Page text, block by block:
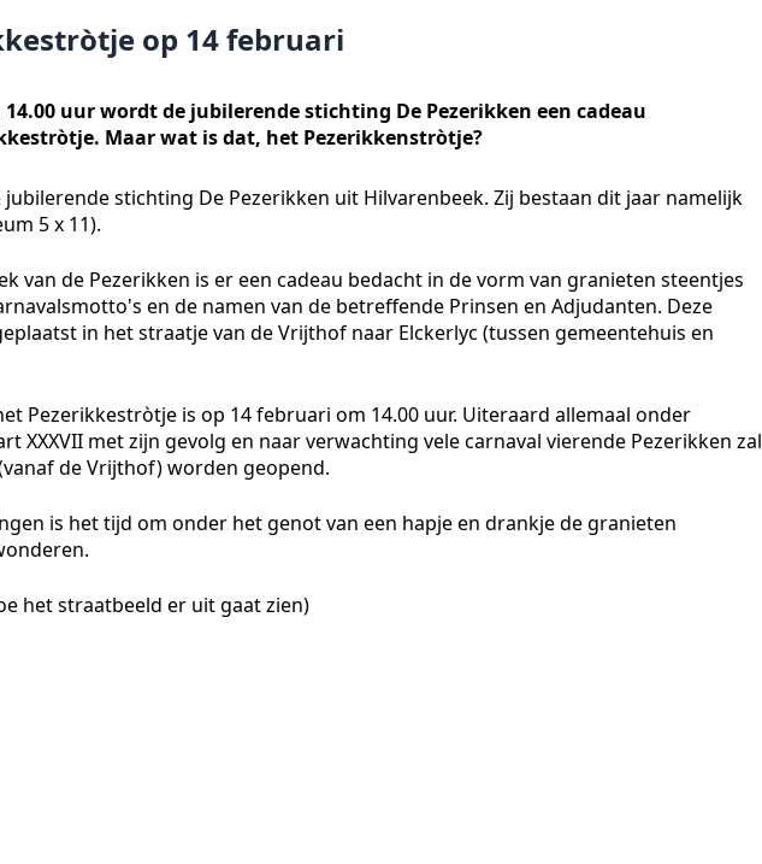
op 14 februari
uur wordt de jubilerende stichting De Pezerikken een cadeau
Maar wat is dat, het Pezerikkenstròtje?
stichting De Pezerikken uit Hilvarenbeek. Zij bestaan dit jaar namelijk
5 x 11).
van de Pezerikken is er een cadeau bedacht in de vorm van granieten steentjes
en de namen van de betreffende Prinsen en Adjudanten. Deze
in het straatje van de Vrijthof naar Elckerlyc (tussen gemeentehuis en
Pezerikkestròtje is op 14 februari om 14.00 uur. Uiteraard allemaal onder
XXXVII met zijn gevolg en naar verwachting vele carnaval vierende Pezerikken zal
de Vrijthof) worden geopend.
is het tijd om onder het genot van een hapje en drankje de granieten
het straatbeeld er uit gaat zien)